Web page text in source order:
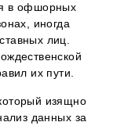
в офшорных
иногда
лиц.
их пути.
изящно
данных за